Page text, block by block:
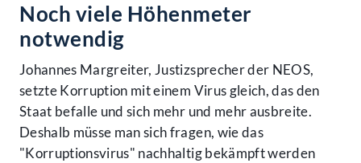
Noch viele Höhenmeter
notwendig
Johannes Margreiter, Justizsprecher der NEOS,
setzte Korruption mit einem Virus gleich, das den
Staat befalle und sich mehr und mehr ausbreite.
Deshalb müsse man sich fragen, wie das
"Korruptionsvirus" nachhaltig bekämpft werden